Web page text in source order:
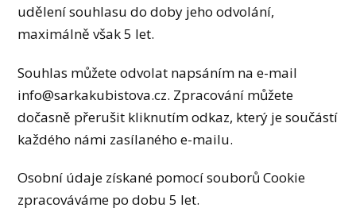
udělení souhlasu do doby jeho odvolání,
maximálně však 5 let.
Souhlas můžete odvolat napsáním na e-mail
info@sarkakubistova.cz. Zpracování můžete
dočasně přerušit kliknutím odkaz, který je součástí
každého námi zasílaného e-mailu.
Osobní údaje získané pomocí souborů Cookie
zpracováváme po dobu 5 let.